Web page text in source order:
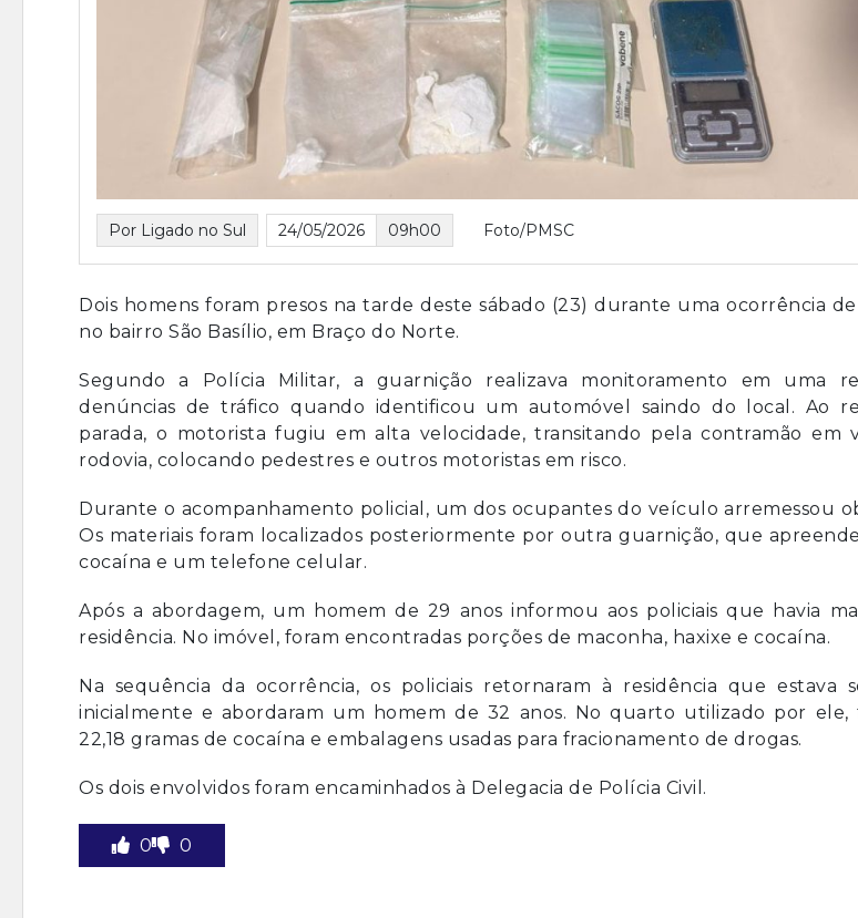
Por Ligado no Sul 24/05/2026 09h00 Foto/PMSC
Dois homens foram presos na tarde deste sábado (23) durante uma ocorrência
no bairro São Basílio, em Braço do Norte.
Segundo a Polícia Militar, a guarnição realizava monitoramento em uma
denúncias de tráfico quando identificou um automóvel saindo do local. Ao
parada, o motorista fugiu em alta velocidade, transitando pela contramão em
rodovia, colocando pedestres e outros motoristas em risco.
Durante o acompanhamento policial, um dos ocupantes do veículo arremessou
Os materiais foram localizados posteriormente por outra guarnição, que
cocaína e um telefone celular.
Após a abordagem, um homem de 29 anos informou aos policiais que havia
residência. No imóvel, foram encontradas porções de maconha, haxixe e cocaína.
Na sequência da ocorrência, os policiais retornaram à residência que estava
inicialmente e abordaram um homem de 32 anos. No quarto utilizado por ele,
22,18 gramas de cocaína e embalagens usadas para fracionamento de drogas.
Os dois envolvidos foram encaminhados à Delegacia de Polícia Civil.
0 0